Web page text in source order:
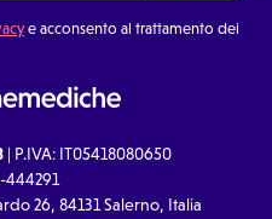
e acconsento al trattamento dei
| P.IVA: IT05418080650
444291
26, 84131 Salerno, Italia